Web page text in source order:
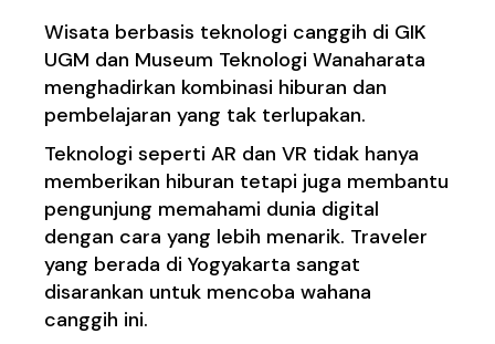
Wisata berbasis teknologi canggih di GIK
UGM dan Museum Teknologi Wanaharata
menghadirkan kombinasi hiburan dan
pembelajaran yang tak terlupakan.
Teknologi seperti AR dan VR tidak hanya
memberikan hiburan tetapi juga membantu
pengunjung memahami dunia digital
dengan cara yang lebih menarik. Traveler
yang berada di Yogyakarta sangat
disarankan untuk mencoba wahana
canggih ini.